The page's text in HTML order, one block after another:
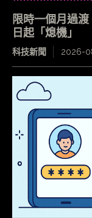
限時一個月過
日起「熄機」
科技新聞 2026-